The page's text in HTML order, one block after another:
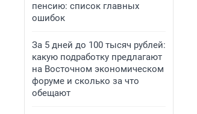
пенсию: список главных
ошибок
За 5 дней до 100 тысяч рублей:
какую подработку предлагают
на Восточном экономическом
форуме и сколько за что
обещают